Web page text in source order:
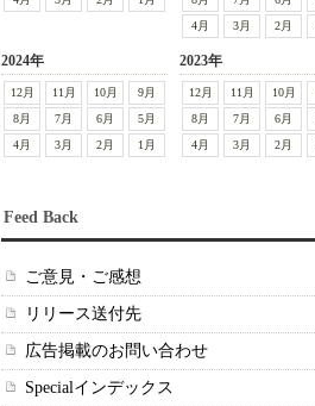
4月
3月 2月
2024年
12月 11月 10月
9月
8月
7月 6月
5月
4月
3月 2月 1月
2023年
12月 11月 10月
8月
7月 6月
4月
3月 2月
Feed Back
ご意見・ご感想
リリース送付先
広告掲載のお問い合わせ
Specialインデックス